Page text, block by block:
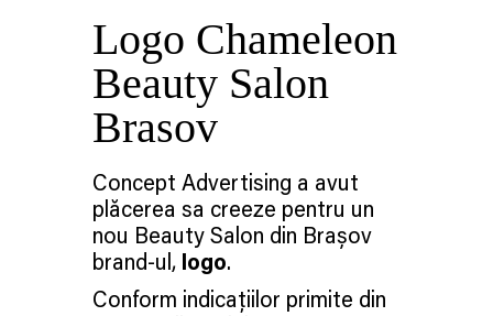
Logo Chameleon
Beauty Salon
Brasov
Concept Advertising a avut
plăcerea sa creeze pentru un
nou Beauty Salon din Brașov
brand-ul, logo.
Conform indicațiilor primite din